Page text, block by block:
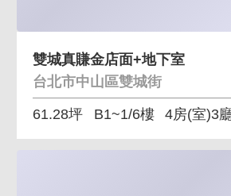
雙城真賺金店面+地下室
台北市中山區雙城街
61.28坪 B1~1/6樓 4房(室)3